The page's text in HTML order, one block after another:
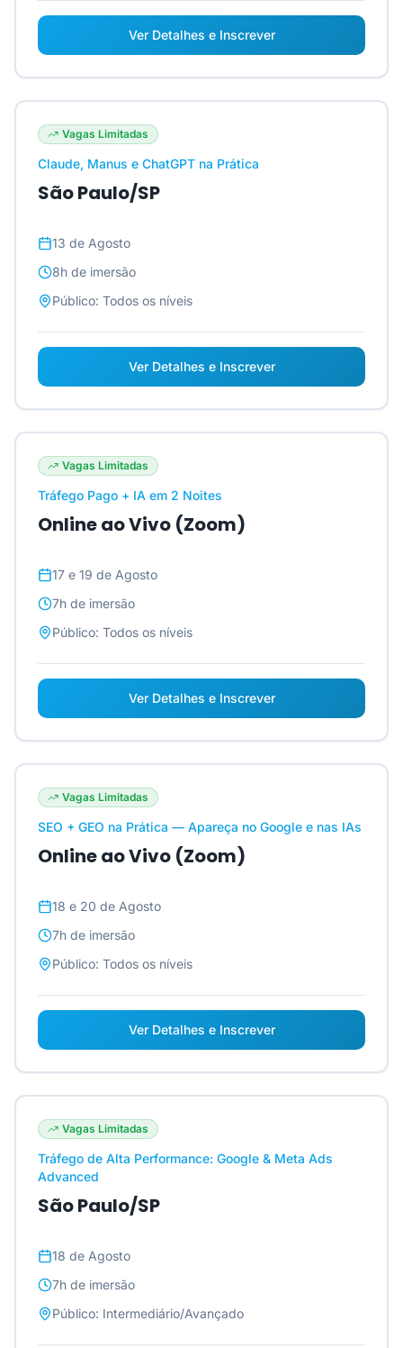
Ver Detalhes e Inscrever
Vagas Limitadas
Claude, Manus e ChatGPT na Prática
São Paulo/SP
13 de Agosto
8h de imersão
Público: Todos os níveis
Ver Detalhes e Inscrever
Vagas Limitadas
Tráfego Pago + IA em 2 Noites
Online ao Vivo (Zoom)
17 e 19 de Agosto
7h de imersão
Público: Todos os níveis
Ver Detalhes e Inscrever
Vagas Limitadas
SEO + GEO na Prática — Apareça no Google e nas IAs
Online ao Vivo (Zoom)
18 e 20 de Agosto
7h de imersão
Público: Todos os níveis
Ver Detalhes e Inscrever
Vagas Limitadas
Tráfego de Alta Performance: Google & Meta Ads
Advanced
São Paulo/SP
18 de Agosto
7h de imersão
Público: Intermediário/Avançado